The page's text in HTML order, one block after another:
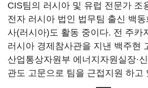
CIS팀의 러시아 및 유럽 전문가 조
전자 러시아 법인 법무팀 출신 백
사(러시아)도 활동 중이다. 전 주카
러시아 경제참사관을 지낸 백주현
산업통상자원부 에너지자원실장·
관도 고문으로 팀을 근접지원 하고